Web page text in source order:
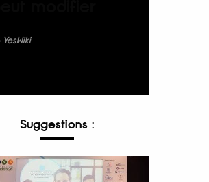
YesWiki
Suggestions :